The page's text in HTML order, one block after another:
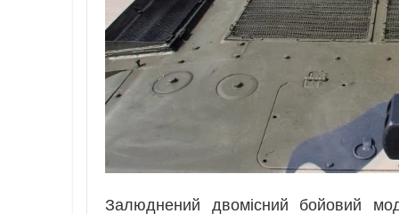
Залюднений двомісний бойовий